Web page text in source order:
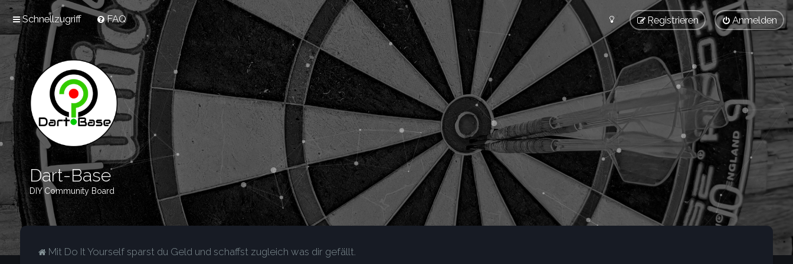
Schnellzugriff FAQ Anmelden
Registrieren
Dart-Base
DIY Community Board
Mit Do It Yourself sparst du Geld und schaffst zugleich was dir gefällt.